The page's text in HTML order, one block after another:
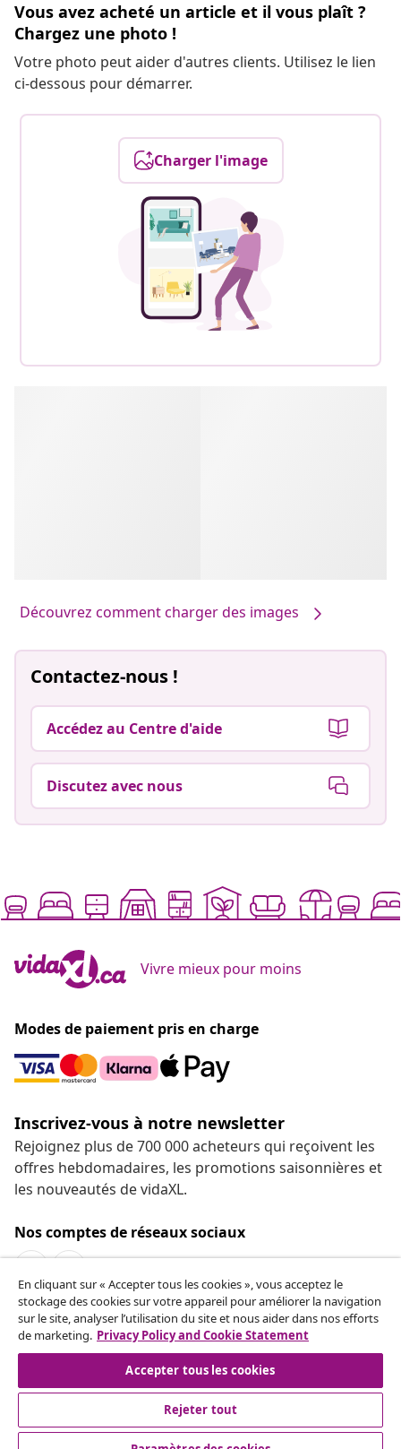
Vous avez acheté un article et il vous plaît ?
Chargez une photo !
Votre photo peut aider d'autres clients. Utilisez le lien
ci-dessous pour démarrer.
Charger l'image
Découvrez comment charger des images
Contactez-nous !
Accédez au Centre d'aide
Discutez avec nous
Vivre mieux pour moins
Modes de paiement pris en charge
Inscrivez-vous à notre newsletter
Rejoignez plus de 700 000 acheteurs qui reçoivent les
offres hebdomadaires, les promotions saisonnières et
les nouveautés de vidaXL.
Nos comptes de réseaux sociaux
Service Clients
vidaXL
En cliquant sur « Accepter tous les cookies », vous acceptez le
stockage des cookies sur votre appareil pour améliorer la navigation
sur le site, analyser l’utilisation du site et nous aider dans nos efforts
de marketing. Privacy Policy and Cookie Statement
Accepter tous les cookies
Rejeter tout